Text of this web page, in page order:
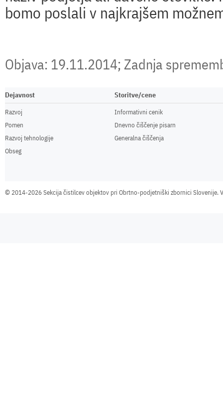
bomo poslali v najkrajšem
Objava: 19.11.2014; Zadnja
Dejavnost
Razvoj
Pomen
Razvoj tehnologije
Obseg
Storitve/cene
Informativni cenik
Dnevno čiščenje pisarn
Generalna čiščenja
©2014-2026 Sekcija čistilcev objektov pri Obrtno-podjetniški zbornici Slovenije.